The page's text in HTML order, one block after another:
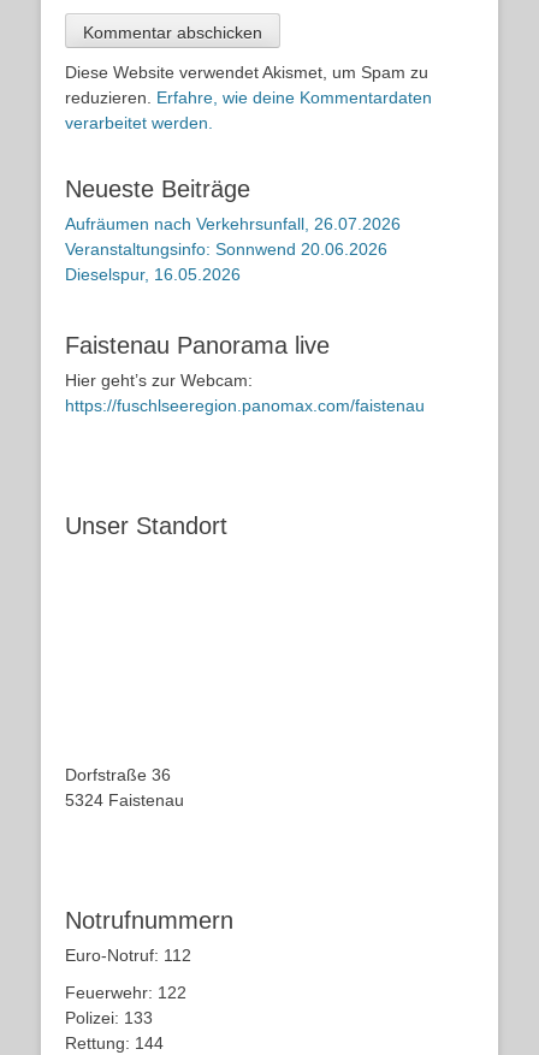
Diese Website verwendet Akismet, um Spam zu
reduzieren. Erfahre, wie deine Kommentardaten
verarbeitet werden.
Neueste Beiträge
Aufräumen nach Verkehrsunfall, 26.07.2026
Veranstaltungsinfo: Sonnwend 20.06.2026
Dieselspur, 16.05.2026
Faistenau Panorama live
Hier geht’s zur Webcam:
https://fuschlseeregion.panomax.com/faistenau
Unser Standort
Dorfstraße 36
5324 Faistenau
Notrufnummern
Euro-Notruf: 112
Feuerwehr: 122
Polizei: 133
Rettung: 144